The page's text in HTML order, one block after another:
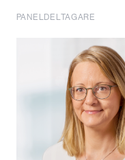
PANELDELTAGARE